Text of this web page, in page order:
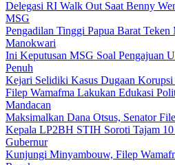
Delegasi RI Walk Out Saat Benny
MSG
Pengadilan Tinggi Papua Barat
Manokwari
Ini Keputusan MSG Soal Pengajuan
Penuh
Kejari Selidiki Kasus Dugaan
Filep Wamafma Lakukan Edukasi
Mandacan
Maksimalkan Dana Otsus, Senator
Kepala LP2BH STIH Soroti Tajam 10
Gubernur
Kunjungi Minyambouw, Filep